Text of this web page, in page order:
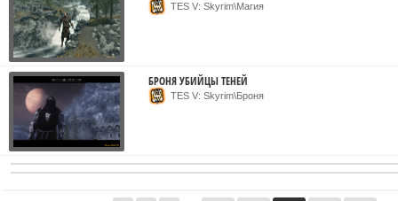
TES V: Skyrim\Магия
БРОНЯ УБИЙЦЫ ТЕНЕЙ
TES V: Skyrim\Броня